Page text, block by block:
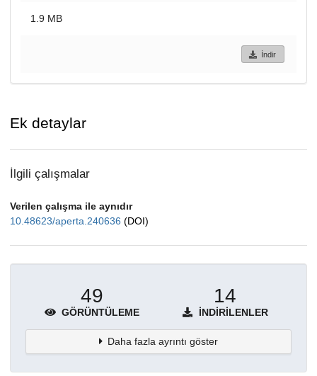
1.9 MB
İndir
Ek detaylar
İlgili çalışmalar
Verilen çalışma ile aynıdır
10.48623/aperta.240636 (DOI)
49
GÖRÜNTÜLEME
14
İNDIRILENLER
Daha fazla ayrıntı göster